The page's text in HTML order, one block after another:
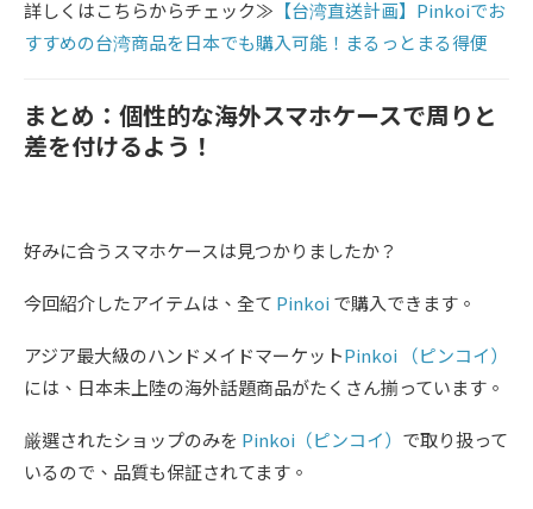
詳しくはこちらからチェック≫ 【台湾直送計画】Pinkoiでお
すすめの台湾商品を日本でも購入可能！まるっとまる得便
まとめ：個性的な海外スマホケースで周りと
差を付けるよう！
好みに合うスマホケースは見つかりましたか？
今回紹介したアイテムは、全て Pinkoi で購入できます。
アジア最大級のハンドメイドマーケットPinkoi （ピンコイ）
には、日本未上陸の海外話題商品がたくさん揃っています。
厳選されたショップのみを Pinkoi（ピンコイ） で取り扱って
いるので、品質も保証されてます。